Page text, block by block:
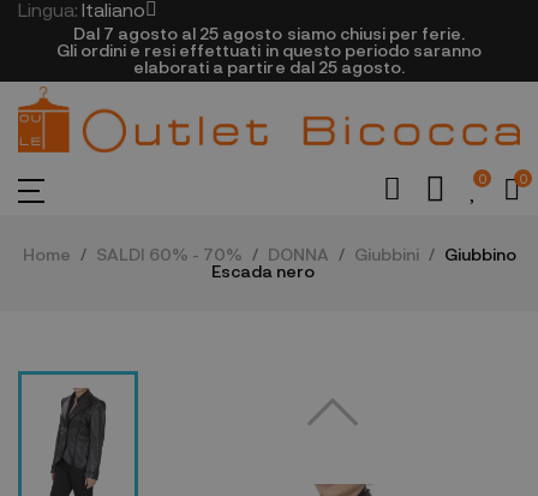
Lingua: Italiano
Dal 7 agosto al 25 agosto siamo chiusi per ferie.
Gli ordini e resi effettuati in questo periodo saranno
elaborati a partire dal 25 agosto.
0 0
Home SALDI 60% - 70% DONNA Giubbini
Giubbino
Escada nero